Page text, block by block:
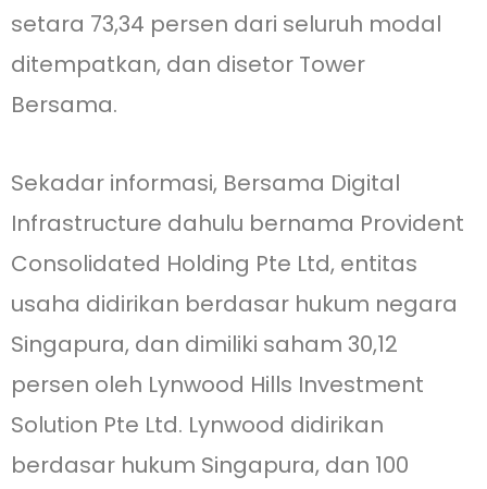
setara 73,34 persen dari seluruh modal
ditempatkan, dan disetor Tower
Bersama.
Sekadar informasi, Bersama Digital
Infrastructure dahulu bernama Provident
Consolidated Holding Pte Ltd, entitas
usaha didirikan berdasar hukum negara
Singapura, dan dimiliki saham 30,12
persen oleh Lynwood Hills Investment
Solution Pte Ltd. Lynwood didirikan
berdasar hukum Singapura, dan 100